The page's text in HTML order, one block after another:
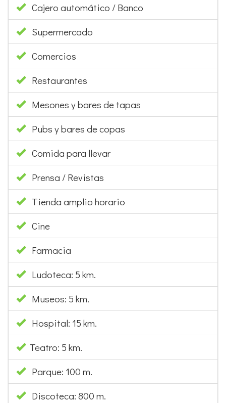
Cajero automático / Banco
Supermercado
Comercios
Restaurantes
Mesones y bares de tapas
Pubs y bares de copas
Comida para llevar
Prensa / Revistas
Tienda amplio horario
Cine
Farmacia
Ludoteca: 5 km.
Museos: 5 km.
Hospital: 15 km.
Teatro: 5 km.
Parque: 100 m.
Discoteca: 800 m.